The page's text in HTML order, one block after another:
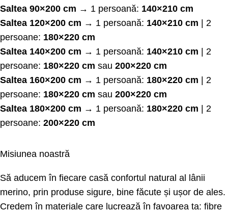
Saltea 90×200 cm → 1 persoană: 140×210 cm
Saltea 120×200 cm → 1 persoană: 140×210 cm | 2
persoane: 180×220 cm
Saltea 140×200 cm → 1 persoană: 140×210 cm | 2
persoane: 180×220 cm sau 200×220 cm
Saltea 160×200 cm → 1 persoană: 180×220 cm | 2
persoane: 180×220 cm sau 200×220 cm
Saltea 180×200 cm → 1 persoană: 180×220 cm | 2
persoane: 200×220 cm
Misiunea noastră
Să aducem în fiecare casă confortul natural al lânii
merino, prin produse sigure, bine făcute și ușor de ales.
Credem în materiale care lucrează în favoarea ta: fibre